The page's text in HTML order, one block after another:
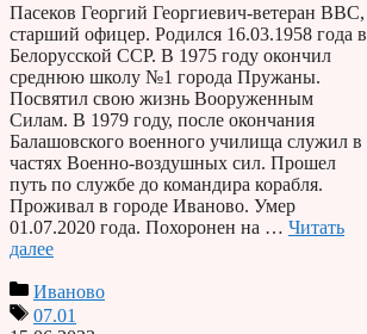
Пасеков Георгий Георгиевич-ветеран ВВС,
старший офицер. Родился 16.03.1958 года в
Белорусской ССР. В 1975 году окончил
среднюю школу №1 города Пружаны.
Посвятил свою жизнь Вооруженным
Силам. В 1979 году, после окончания
Балашовского военного училища служил в
частях Военно-воздушных сил. Прошел
путь по службе до командира корабля.
Проживал в городе Иваново. Умер
01.07.2020 года. Похоронен на … Читать
далее
Иваново
07.01